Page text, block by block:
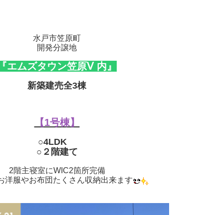
水戸市笠原町
開発分譲地
エムズタウン笠原Ⅴ 内』
新築建売全3棟
【1号棟】
○4LDK
○２階建て
2階主寝室にWIC2箇所完備
洋服やお布団たくさん収納出来ます